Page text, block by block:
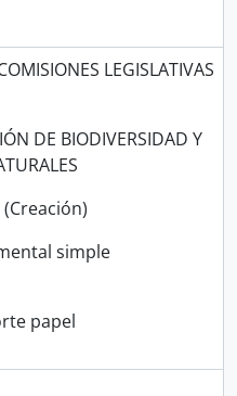
LEGISLATIVAS
DE BIODIVERSIDAD Y
simple
papel